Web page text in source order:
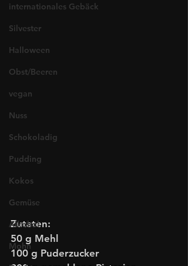
internationales Gebäck
Silvester
Halloween
Obst/Beeren
vegan
Nuss
Schokoladig
Pudding
Kokos
Gemüse
Alkohol
Mohn
Zutaten:
50 g Mehl
100 g Puderzucker